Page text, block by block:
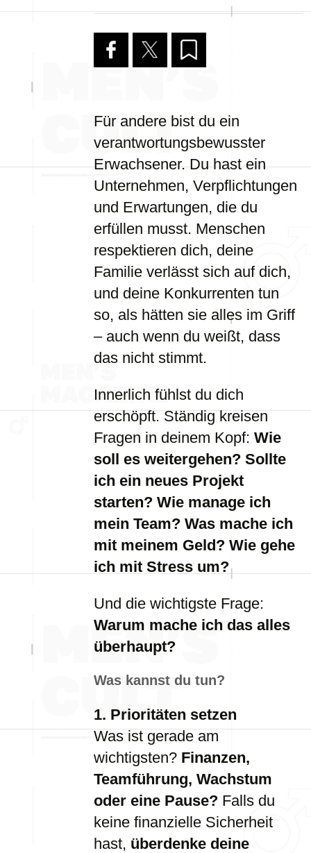
Für andere bist du ein
verantwortungsbewusster
Erwachsener. Du hast ein
Unternehmen, Verpflichtungen
und Erwartungen, die du
erfüllen musst. Menschen
respektieren dich, deine
Familie verlässt sich auf dich,
und deine Konkurrenten tun
so, als hätten sie alles im Griff
– auch wenn du weißt, dass
das nicht stimmt.
Innerlich fühlst du dich
erschöpft. Ständig kreisen
Fragen in deinem Kopf: Wie
soll es weitergehen? Sollte
ich ein neues Projekt
starten? Wie manage ich
mein Team? Was mache ich
mit meinem Geld? Wie gehe
ich mit Stress um?
Und die wichtigste Frage:
Warum mache ich das alles
überhaupt?
Was kannst du tun?
1. Prioritäten setzen
Was ist gerade am
wichtigsten? Finanzen,
Teamführung, Wachstum
oder eine Pause? Falls du
keine finanzielle Sicherheit
hast, überdenke deine